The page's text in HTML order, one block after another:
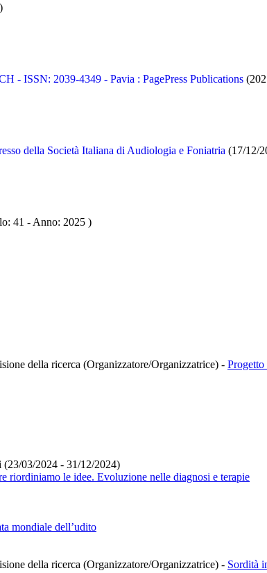
- ISSN: 2039-4349 - Pavia : PagePress Publications
della Società Italiana di Audiologia e Foniatria (17/12/
41 - Anno: 2025 )
della ricerca (Organizzatore/Organizzatrice) -
03/2024 - 31/12/2024)
riordiniamo le idee. Evoluzione nelle diagnosi e terapie
mondiale dell’udito
della ricerca (Organizzatore/Organizzatrice) - Sordità